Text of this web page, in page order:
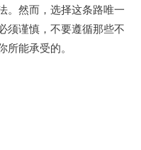
。然而，选择这条路唯一
须谨慎，不要遵循那些不
能承受的。